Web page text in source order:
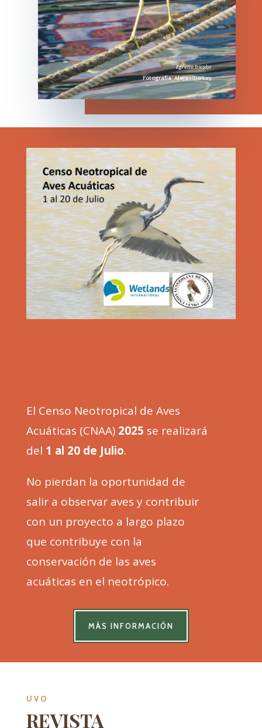
Egretta tricolor
Fotografía: Alejandro Luy
El Censo Neotropical de Aves
Acuáticas (CNAA) 2025 se realizará
del 1 al 20 de Julio.
No pierdan la oportunidad de
salir a observar aves y contribuir
con un proyecto a largo plazo
que contribuye con la
conservación de las aves
acuáticas en el neotrópico.
MÁS INFORMACIÓN
UVO
REVISTA